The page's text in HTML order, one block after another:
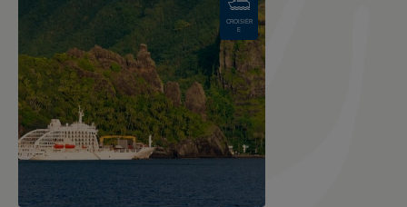
CROISIÈR
E